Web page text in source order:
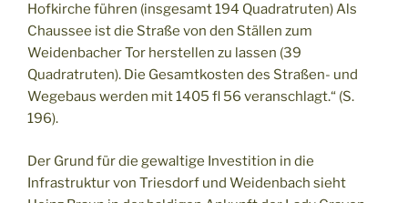
Hofkirche führen (insgesamt 194 Quadratruten) Als
Chaussee ist die Straße von den Ställen zum
Weidenbacher Tor herstellen zu lassen (39
Quadratruten). Die Gesamtkosten des Straßen- und
Wegebaus werden mit 1405 fl 56 veranschlagt.“ (S.
196).
Der Grund für die gewaltige Investition in die
Infrastruktur von Triesdorf und Weidenbach sieht